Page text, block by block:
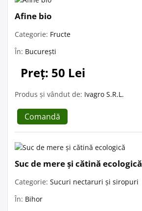
Afine bio
Categorie: Fructe
În: București
Preț: 50 Lei
Produs și vândut de: Ivagro S.R.L.
Comandă
Suc de mere și cătină ecologică
Categorie: Sucuri nectaruri și siropuri
În: Bihor